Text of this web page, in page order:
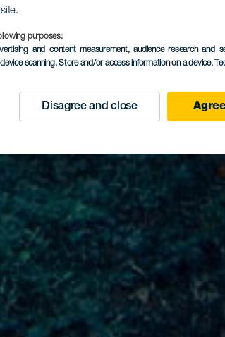
purposes:
and content measurement, audience research and
scanning, Store and/or access information on a device,
Disagree and close